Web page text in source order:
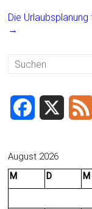
o
Die
→
c
b
August 2026
M
D M